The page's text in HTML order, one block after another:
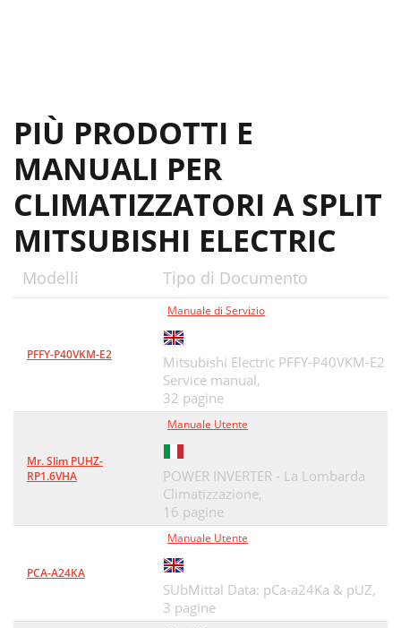
PIÙ PRODOTTI E
MANUALI PER
CLIMATIZZATORI A SPLIT
MITSUBISHI ELECTRIC
Modelli Tipo di Documento
PFFY-P40VKM-E2
Manuale di Servizio
Mitsubishi Electric PFFY-P40VKM-E2
Service manual,
32 pagine
Mr. Slim PUHZ-
RP1.6VHA
Manuale Utente
POWER INVERTER - La Lombarda
Climatizzazione,
16 pagine
PCA-A24KA
Manuale Utente
SUbMittal Data: pCa-a24Ka & pUZ,
3 pagine